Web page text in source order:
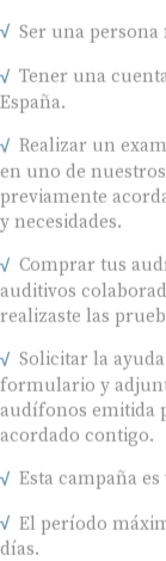
Ser una persona
Tener una
España.
Realizar un
en uno de
previamente
y necesidades.
Comprar tus
auditivos
realizaste las
Solicitar la
formulario y
audífonos emitida
acordado contigo.
Esta campaña
El período
días.